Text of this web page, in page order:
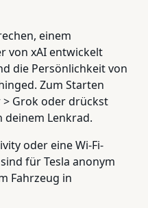
einem
von xAI entwickelt
die Persönlichkeit von
Zum Starten
> Grok oder drückst
deinem Lenkrad.
oder eine Wi-Fi-
für Tesla anonym
Fahrzeug in